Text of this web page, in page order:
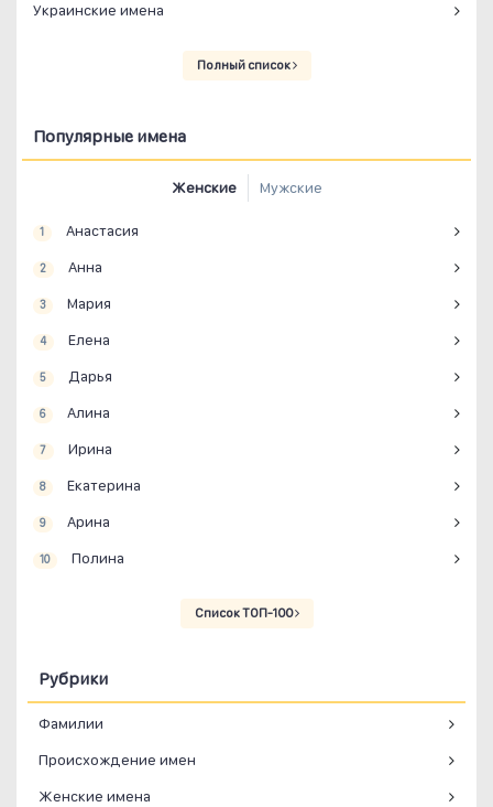
Украинские имена
Полный список
Популярные имена
Женские Мужские
1 Анастасия
2 Анна
3 Мария
4 Елена
5 Дарья
6 Алина
7 Ирина
8 Екатерина
9 Арина
10 Полина
Список ТОП-100
Рубрики
Фамилии
Происхождение имен
Женские имена